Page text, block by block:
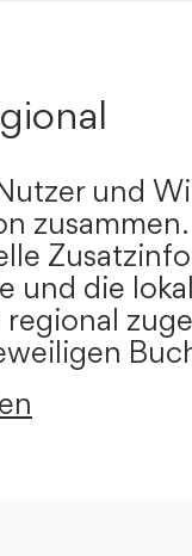
und
und die